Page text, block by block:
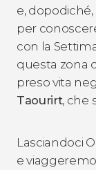
e,
per
con la
questa zona
preso vita
Taourirt, che
Lasciandoci
e